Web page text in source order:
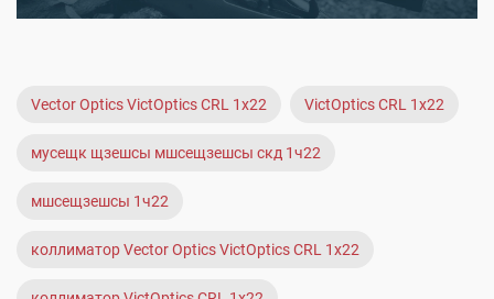
Vector Optics VictOptics CRL 1x22 VictOptics CRL 1x22
мусещк щзешсы мшсещзешсы скд 1ч22
мшсещзешсы 1ч22
коллиматор Vector Optics VictOptics CRL 1x22